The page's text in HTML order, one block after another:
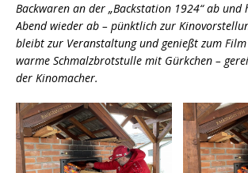
Backwaren an der „Backstation 1924“ ab und
Abend wieder ab – pünktlich zur
bleibt zur Veranstaltung und genießt zum
warme Schmalzbrotstulle mit Gürkchen –
der Kinomacher.